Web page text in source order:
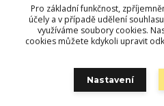
jana.beranova@atlas.cz
Pro základní funkčnost,
účely a v případě udělení
využíváme soubory cookies.
cookies můžete kdykoli upravit
Nastavení